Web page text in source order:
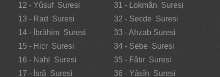
12 - Yûsuf Suresi
13 - Rad Suresi
14 - İbrâhim Suresi
15 - Hicr Suresi
16 - Nahl Suresi
17 - İsrâ Suresi
31 - Lokmân Suresi
32 - Secde Suresi
33 - Ahzab Suresi
34 - Sebe Suresi
35 - Fâtır Suresi
36 - Yâsîn Suresi